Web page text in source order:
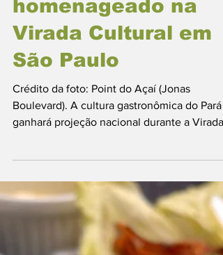
homenageado na
Virada Cultural em
São Paulo
Crédito da foto: Point do Açaí (Jonas
Boulevard). A cultura gastronômica do Pará
Cultural, em São Paulo. Nazareno Alves,
do Açaí, foi convidado para participar da
programação da aparelhagem Carabao – O
Máximo do Marajó, onde receberá uma
homenagem especial pelo trabalho